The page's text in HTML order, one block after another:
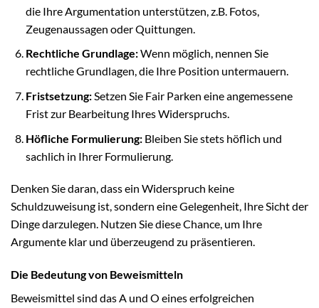
die Ihre Argumentation unterstützen, z.B. Fotos,
Zeugenaussagen oder Quittungen.
Rechtliche Grundlage:Wenn möglich, nennen Sie
rechtliche Grundlagen, die Ihre Position untermauern.
Fristsetzung:Setzen Sie Fair Parken eine angemessene
Frist zur Bearbeitung Ihres Widerspruchs.
Höfliche Formulierung:Bleiben Sie stets höflich und
sachlich in Ihrer Formulierung.
Denken Sie daran, dass ein Widerspruch keine
Schuldzuweisung ist, sondern eine Gelegenheit, Ihre Sicht der
Dinge darzulegen. Nutzen Sie diese Chance, um Ihre
Argumente klar und überzeugend zu präsentieren.
Die Bedeutung von Beweismitteln
Beweismittel sind das A und O eines erfolgreichen